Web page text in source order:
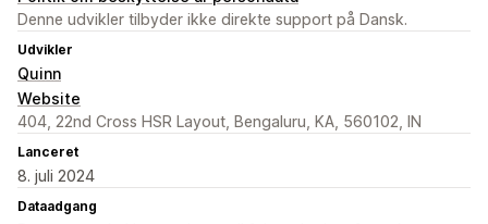
Denne udvikler tilbyder ikke direkte support på Dansk.
Udvikler
Quinn
Website
404, 22nd Cross HSR Layout, Bengaluru, KA, 560102, IN
Lanceret
8. juli 2024
Dataadgang